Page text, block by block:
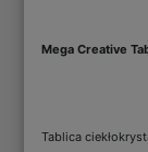
Mega Creative
Tablica